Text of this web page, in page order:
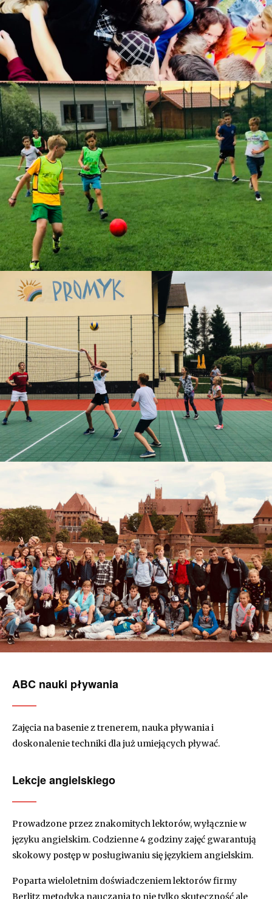
ABC nauki pływania
Zajęcia na basenie z trenerem, nauka pływania i
doskonalenie techniki dla już umiejących pływać.
Lekcje angielskiego
Prowadzone przez znakomitych lektorów, wyłącznie w
języku angielskim. Codzienne 4 godziny zajęć gwarantują
skokowy postęp w posługiwaniu się językiem angielskim.
Poparta wieloletnim doświadczeniem lektorów firmy
Berlitz metodyka nauczania to nie tylko skuteczność ale